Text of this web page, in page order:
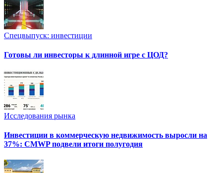
Спецвыпуск: инвестиции
Готовы ли инвесторы к длинной игре с ЦОД?
Исследования рынка
Инвестиции в коммерческую недвижимость выросли на
37%: CMWP подвели итоги полугодия